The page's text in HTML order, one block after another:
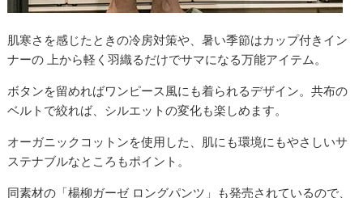
肌寒さを感じたときの冷房対策や、暑い季節はカップ付きイン
ナーの 上から軽く羽織るだけでサマになる万能アイテム。
ボタンを留めればワンピース風にも着られるデザイン。共布の
ベルトで絞れば、シルエットの変化も楽しめます。
オーガニックコットンを使用した、肌にも環境にもやさしいサ
ステナブルなところもポイント。
同素材の「楊柳ガーゼ ロングパンツ」も発売されているので、